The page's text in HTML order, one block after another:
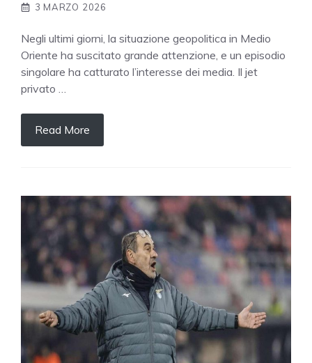
3 MARZO 2026
Negli ultimi giorni, la situazione geopolitica in Medio
Oriente ha suscitato grande attenzione, e un episodio
singolare ha catturato l’interesse dei media. Il jet
privato …
Read More